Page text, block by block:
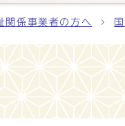
関係事業者の方へ